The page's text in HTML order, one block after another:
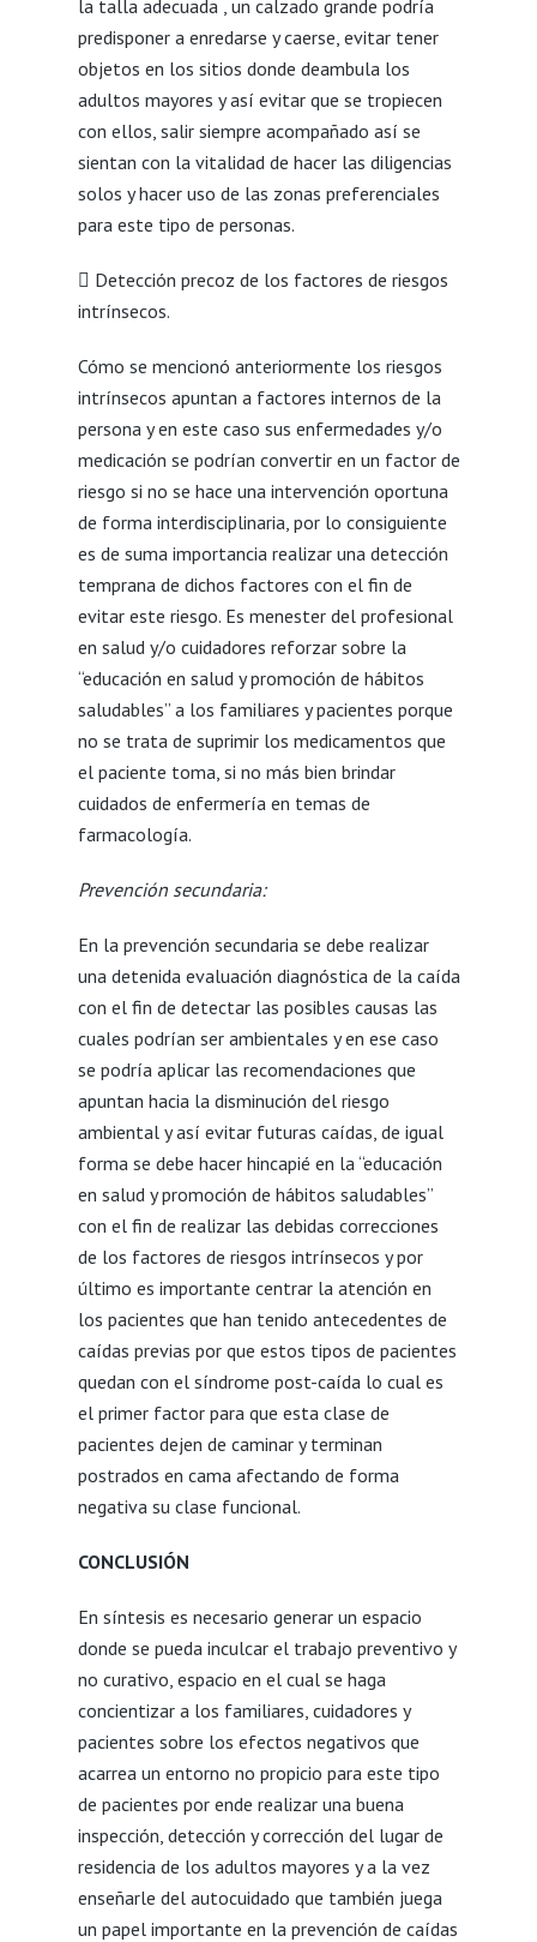
la talla adecuada , un calzado grande podría
predisponer a enredarse y caerse, evitar tener
objetos en los sitios donde deambula los
adultos mayores y así evitar que se tropiecen
con ellos, salir siempre acompañado así se
sientan con la vitalidad de hacer las diligencias
solos y hacer uso de las zonas preferenciales
para este tipo de personas.
 Detección precoz de los factores de riesgos
intrínsecos.
Cómo se mencionó anteriormente los riesgos
intrínsecos apuntan a factores internos de la
persona y en este caso sus enfermedades y/o
medicación se podrían convertir en un factor de
riesgo si no se hace una intervención oportuna
de forma interdisciplinaria, por lo consiguiente
es de suma importancia realizar una detección
temprana de dichos factores con el fin de
evitar este riesgo. Es menester del profesional
en salud y/o cuidadores reforzar sobre la
“educación en salud y promoción de hábitos
saludables” a los familiares y pacientes porque
no se trata de suprimir los medicamentos que
el paciente toma, si no más bien brindar
cuidados de enfermería en temas de
farmacología.
Prevención secundaria:
En la prevención secundaria se debe realizar
una detenida evaluación diagnóstica de la caída
con el fin de detectar las posibles causas las
cuales podrían ser ambientales y en ese caso
se podría aplicar las recomendaciones que
apuntan hacia la disminución del riesgo
ambiental y así evitar futuras caídas, de igual
forma se debe hacer hincapié en la “educación
en salud y promoción de hábitos saludables”
con el fin de realizar las debidas correcciones
de los factores de riesgos intrínsecos y por
último es importante centrar la atención en
los pacientes que han tenido antecedentes de
caídas previas por que estos tipos de pacientes
quedan con el síndrome post-caída lo cual es
el primer factor para que esta clase de
pacientes dejen de caminar y terminan
postrados en cama afectando de forma
negativa su clase funcional.
CONCLUSIÓN
En síntesis es necesario generar un espacio
donde se pueda inculcar el trabajo preventivo y
no curativo, espacio en el cual se haga
concientizar a los familiares, cuidadores y
pacientes sobre los efectos negativos que
acarrea un entorno no propicio para este tipo
de pacientes por ende realizar una buena
inspección, detección y corrección del lugar de
residencia de los adultos mayores y a la vez
enseñarle del autocuidado que también juega
un papel importante en la prevención de caídas